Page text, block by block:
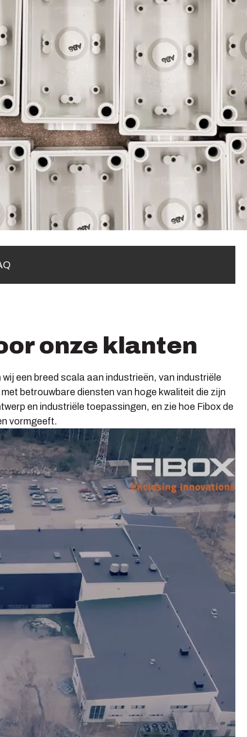
chain management
ondernemen bij Fibox Tested
(ENG)
onze klanten
een breed scala aan industrieën, van industriële
betrouwbare diensten van hoge kwaliteit die zijn
en industriële toepassingen, en zie hoe Fibox de
vormgeeft.